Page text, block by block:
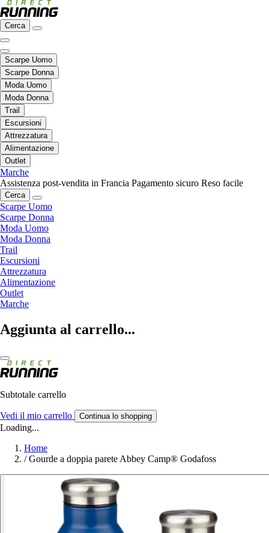
Cerca
Scarpe Uomo
Scarpe Donna
Moda Uomo
Moda Donna
Trail
Escursioni
Attrezzatura
Alimentazione
Outlet
Marche
Assistenza post-vendita in Francia Pagamento sicuro Reso facile
Cerca
Scarpe Uomo
Scarpe Donna
Moda Uomo
Moda Donna
Trail
Escursioni
Attrezzatura
Alimentazione
Outlet
Marche
Aggiunta al carrello...
Subtotale carrello
Vedi il mio carrello Continua lo shopping
Loading...
Home
/ Gourde a doppia parete Abbey Camp® Godafoss